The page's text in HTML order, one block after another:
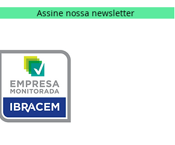
Assine nossa newsletter